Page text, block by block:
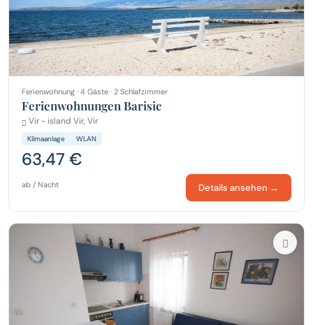
Ferienwohnung · 4 Gäste · 2 Schlafzimmer
Ferienwohnungen Barisic
Vir - island Vir, Vir
Klimaanlage WLAN
63,47 €
ab / Nacht Details ansehen →